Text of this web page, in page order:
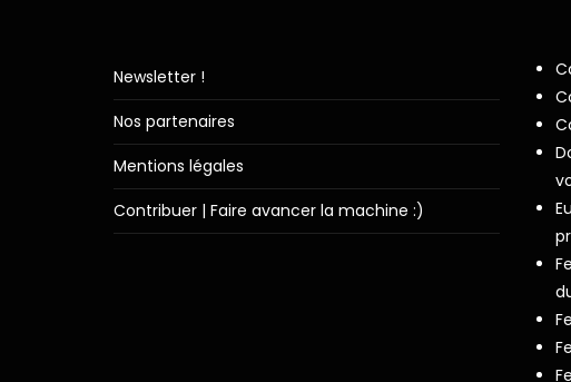
Newsletter !
Nos partenaires
Mentions légales
Contribuer | Faire avancer la machine :)